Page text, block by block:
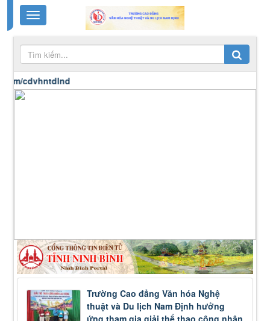
Trường Cao đẳng Văn hóa Nghệ
thuật và Du lịch Nam Định hưởng